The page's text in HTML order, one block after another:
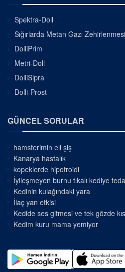
Spektra-Doll
Sığırlarda Metan Gazı Zehirlenmesi
DolliPrim
Metri-Doll
DolliSipra
Dolli-Prost
GÜNCEL SORULAR
hamsterimin eli şiş
Kanarya hastalık
kopeklerde hipotroidi
İyileşmeyen burnu tıkalı kediye
Kedinin kulağındaki yara
İlaç yan etkisi
Kedide ses gitmesi ve tek gözde
Kedim kuru mama yemiyor